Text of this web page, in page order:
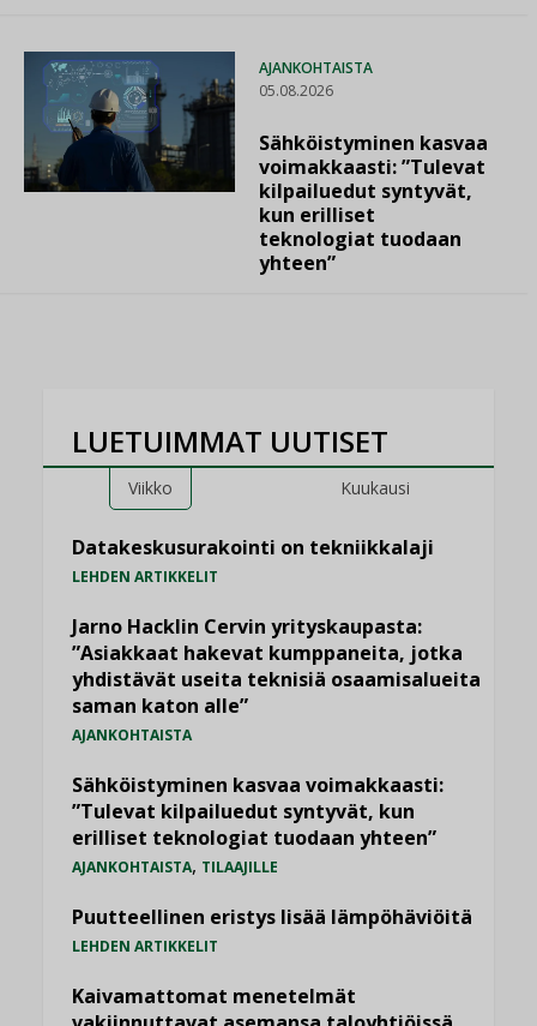
AJANKOHTAISTA
05.08.2026
Sähköistyminen kasvaa
voimakkaasti: ”Tulevat
kilpailuedut syntyvät,
kun erilliset
teknologiat tuodaan
yhteen”
LUETUIMMAT UUTISET
Viikko Kuukausi
Datakeskusurakointi on tekniikkalaji
LEHDEN ARTIKKELIT
Jarno Hacklin Cervin yrityskaupasta:
”Asiakkaat hakevat kumppaneita, jotka
yhdistävät useita teknisiä osaamisalueita
saman katon alle”
AJANKOHTAISTA
Sähköistyminen kasvaa voimakkaasti:
”Tulevat kilpailuedut syntyvät, kun
erilliset teknologiat tuodaan yhteen”
AJANKOHTAISTA, TILAAJILLE
Puutteellinen eristys lisää lämpöhäviöitä
LEHDEN ARTIKKELIT
Kaivamattomat menetelmät